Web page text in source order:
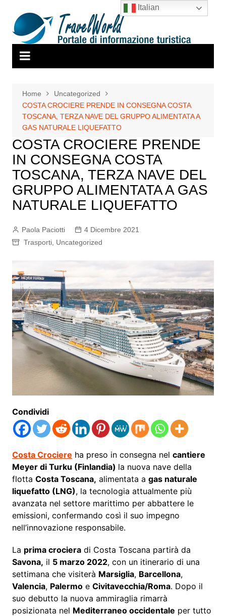
contenuto
Home
Uncategorized
COSTA CROCIERE PRENDE IN CONSEGNA COSTA
TOSCANA, TERZA NAVE DEL GRUPPO ALIMENTATA A
GAS NATURALE LIQUEFATTO
COSTA CROCIERE PRENDE
IN CONSEGNA COSTA
TOSCANA, TERZA NAVE DEL
GRUPPO ALIMENTATA A GAS
NATURALE LIQUEFATTO
Paola Paciotti
4 Dicembre 2021
Trasporti, Uncategorized
Condividi
Costa Crociere ha preso in consegna nel cantiere
Meyer di Turku (Finlandia) la nuova nave della
flotta Costa Toscana, alimentata a gas naturale
liquefatto (LNG), la tecnologia attualmente più
avanzata nel settore marittimo per abbattere le
emissioni, confermando così il suo impegno
nell’innovazione responsabile.
La prima crocieradi Costa Toscana partirà da
Savona, il 5 marzo 2022, con un itinerario di una
settimana che visiterà Marsiglia, Barcellona,
Valencia, Palermoe Civitavecchia/Roma. Dopo il
suo debutto la nuova ammiraglia rimarrà
posizionata nel Mediterraneo occidentale per tutto
Italian